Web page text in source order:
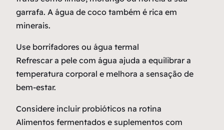
garrafa. A água de coco também é rica em
minerais.
Use borrifadores ou água termal
Refrescar a pele com água ajuda a equilibrar a
temperatura corporal e melhora a sensação de
bem-estar.
Considere incluir probióticos na rotina
Alimentos fermentados e suplementos com